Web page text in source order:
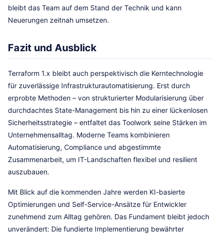
bleibt das Team auf dem Stand der Technik und kann
Neuerungen zeitnah umsetzen.
Fazit und Ausblick
Terraform 1.x bleibt auch perspektivisch die Kerntechnologie
für zuverlässige Infrastrukturautomatisierung. Erst durch
erprobte Methoden – von strukturierter Modularisierung über
durchdachtes State-Management bis hin zu einer lückenlosen
Sicherheitsstrategie – entfaltet das Toolwork seine Stärken im
Unternehmensalltag. Moderne Teams kombinieren
Automatisierung, Compliance und abgestimmte
Zusammenarbeit, um IT-Landschaften flexibel und resilient
auszubauen.
Mit Blick auf die kommenden Jahre werden KI-basierte
Optimierungen und Self-Service-Ansätze für Entwickler
zunehmend zum Alltag gehören. Das Fundament bleibt jedoch
unverändert: Die fundierte Implementierung bewährter